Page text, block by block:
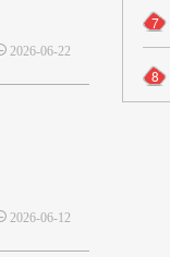
2026-06-22
2026-06-12
7
8